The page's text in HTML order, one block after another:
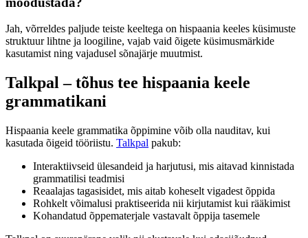
Jah, võrreldes paljude teiste keeltega on hispaania keeles küsimuste
struktuur lihtne ja loogiline, vajab vaid õigete küsimusmärkide
kasutamist ning vajadusel sõnajärje muutmist.
Talkpal – tõhus tee hispaania keele
grammatikani
Hispaania keele grammatika õppimine võib olla nauditav, kui
kasutada õigeid tööriistu. Talkpal pakub:
Interaktiivseid ülesandeid ja harjutusi, mis aitavad kinnistada
grammatilisi teadmisi
Reaalajas tagasisidet, mis aitab koheselt vigadest õppida
Rohkelt võimalusi praktiseerida nii kirjutamist kui rääkimist
Kohandatud õppematerjale vastavalt õppija tasemele